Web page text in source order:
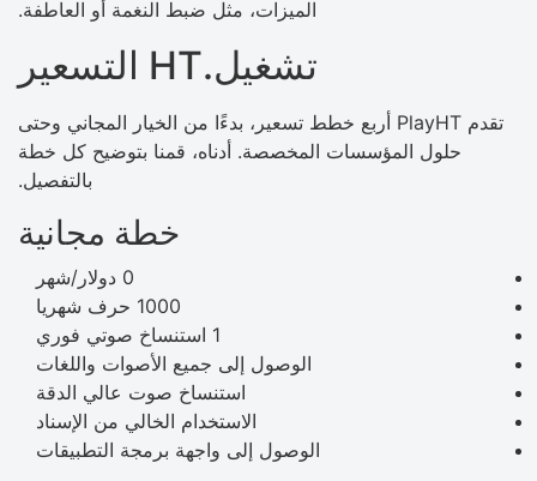
الميزات، مثل ضبط النغمة أو العاطفة.
تشغيل.HT التسعير
تقدم PlayHT أربع خطط تسعير، بدءًا من الخيار المجاني وحتى
حلول المؤسسات المخصصة. أدناه، قمنا بتوضيح كل خطة
بالتفصيل.
خطة مجانية
0 دولار/شهر
1000 حرف شهريا
1 استنساخ صوتي فوري
الوصول إلى جميع الأصوات واللغات
استنساخ صوت عالي الدقة
الاستخدام الخالي من الإسناد
الوصول إلى واجهة برمجة التطبيقات